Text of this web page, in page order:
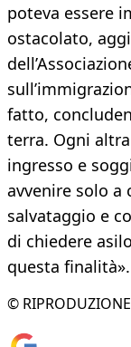
poteva essere
ostacolato,
fatto,
terra. Ogni
ingresso e
avvenire solo a
salvataggio e
di chiedere
questa finalità».
© RIPRODUZIONE